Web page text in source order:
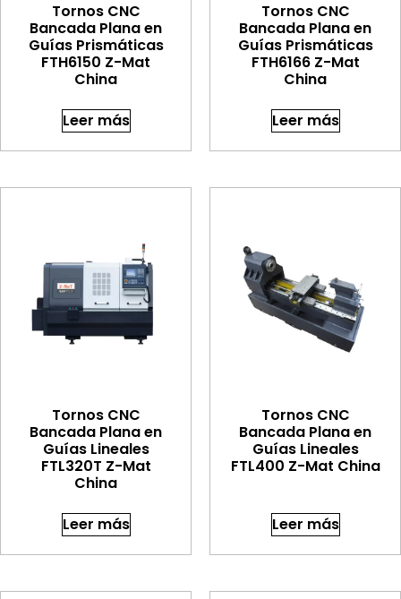
Tornos CNC
Bancada Plana en
Guías Prismáticas
FTH6150 Z-Mat
China
Leer más
Tornos CNC
Bancada Plana en
Guías Prismáticas
FTH6166 Z-Mat
China
Leer más
Tornos CNC
Bancada Plana en
Guías Lineales
FTL320T Z-Mat
China
Leer más
Tornos CNC
Bancada Plana en
Guías Lineales
FTL400 Z-Mat China
Leer más